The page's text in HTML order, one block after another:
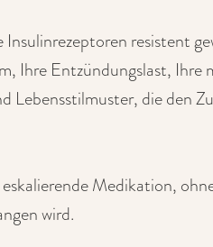
resistent
Ihre Entzündungslast, Ihre
Lebensstilmuster, die den
Medikation,
wird.